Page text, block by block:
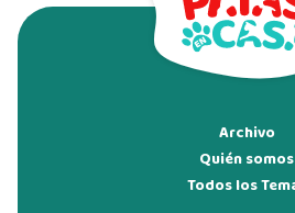
Archivo
Quién somos
Todos los